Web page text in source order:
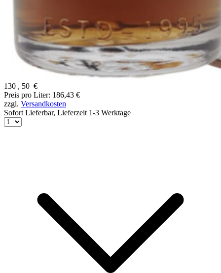
130 , 50 €
Preis pro Liter: 186,43 €
zzgl. Versandkosten
Sofort Lieferbar, Lieferzeit 1-3 Werktage